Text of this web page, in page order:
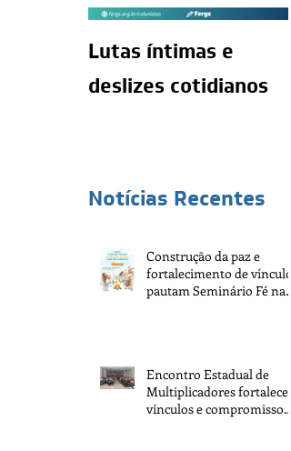
Lutas íntimas e
deslizes cotidianos
Notícias Recentes
Construção da paz e
fortalecimento de vínculos
pautam Seminário Fé na
Encontro Estadual de
Multiplicadores fortalece
vínculos e compromisso